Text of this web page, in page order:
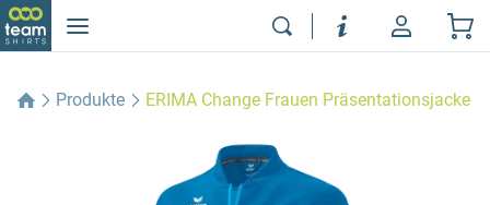
Produkte ERIMA Change Frauen Präsentationsjacke